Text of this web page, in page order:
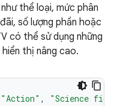
thể loại, mức phân
số lượng phần hoặc
có thể sử dụng những
thị nâng cao.
"Action" ,
"Science